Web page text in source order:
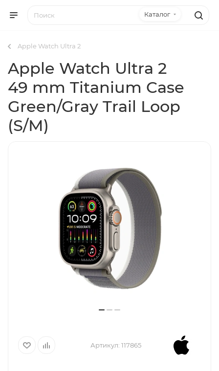
Каталог
Apple Watch Ultra 2
Apple Watch Ultra 2
49 mm Titanium Case
Green/Gray Trail Loop
(S/M)
Артикул: 117865